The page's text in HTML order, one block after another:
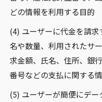
どの情報を利用する目的
(4) ユーザーに代金を請
名や数量、利用されたサ
求金額、氏名、住所、銀
番号などの支払に関する
(5) ユーザーが簡便にデ